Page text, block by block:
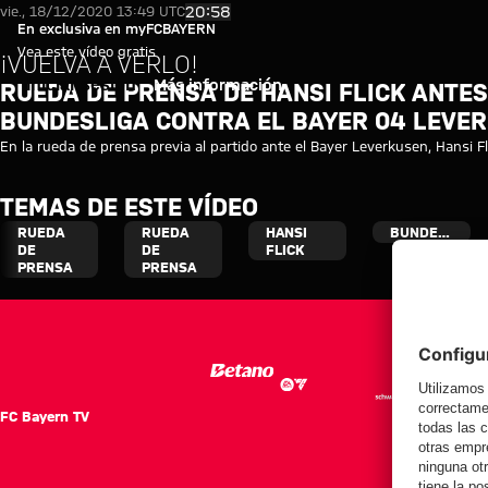
Vídeo: Rueda de prensa de
Reproducir vídeo
En exclusiva en myFCBAYERN
Vea este vídeo gratis
Iniciar sesión Más información
vie., 18/12/2020 13:49 UTC20:58
¡VUELVA A VERLO!
RUEDA DE PRENSA DE HANSI FLICK
BUNDESLIGA CONTRA EL BAYER 04
En la rueda de prensa previa al partido ante el Bayer Leverkusen, Hansi
TEMAS DE ESTE VÍDEO
RUEDA
DE
PRENSA
RUEDA
DE
PRENSA
HANSI
FLICK
BUNDESLIGA
FC Bayern TV
FC
Equipo
Club